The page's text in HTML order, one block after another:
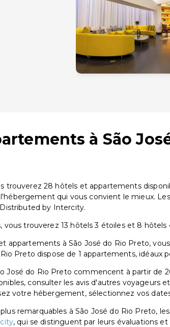
à São
trouverez 28 hôtels et appartements
qui vous convient le mieux.
by Intercity.
vous trouverez 13 hôtels 3 étoiles et 8 hôtels
appartements à São José do Rio Preto,
Preto dispose de 1 appartements,
José do Rio Preto commencent à partir de
consulter les avis d'autres
votre hébergement, sélectionnez vos
remarquables à São José do Rio Preto,
, qui se distinguent par leurs évaluations